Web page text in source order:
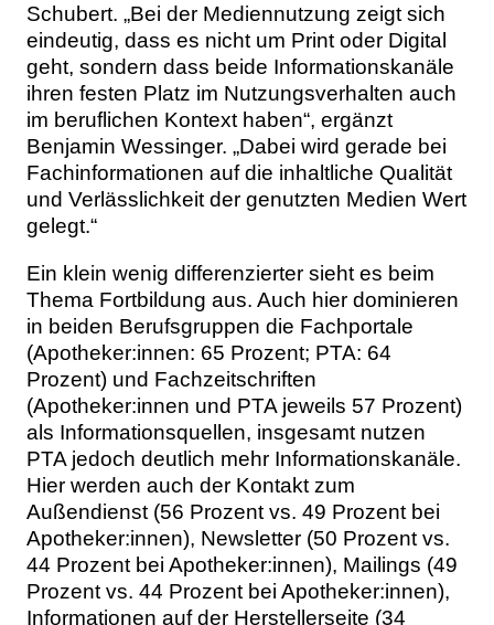
Schubert. „Bei der Mediennutzung zeigt sich
eindeutig, dass es nicht um Print oder Digital
geht, sondern dass beide Informationskanäle
ihren festen Platz im Nutzungsverhalten auch
im beruflichen Kontext haben“, ergänzt
Benjamin Wessinger. „Dabei wird gerade bei
Fachinformationen auf die inhaltliche Qualität
und Verlässlichkeit der genutzten Medien Wert
gelegt.“
Ein klein wenig differenzierter sieht es beim
Thema Fortbildung aus. Auch hier dominieren
in beiden Berufsgruppen die Fachportale
(Apotheker:innen: 65 Prozent; PTA: 64
Prozent) und Fachzeitschriften
(Apotheker:innen und PTA jeweils 57 Prozent)
als Informationsquellen, insgesamt nutzen
PTA jedoch deutlich mehr Informationskanäle.
Hier werden auch der Kontakt zum
Außendienst (56 Prozent vs. 49 Prozent bei
Apotheker:innen), Newsletter (50 Prozent vs.
44 Prozent bei Apotheker:innen), Mailings (49
Prozent vs. 44 Prozent bei Apotheker:innen),
Informationen auf der Herstellerseite (34